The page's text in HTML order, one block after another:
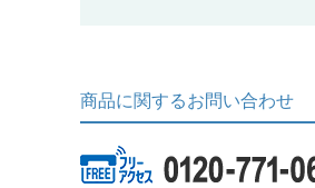
商品に関するお問い合わせ